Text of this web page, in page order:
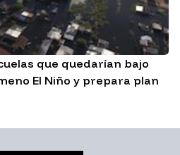
que quedarían bajo
El Niño y prepara plan